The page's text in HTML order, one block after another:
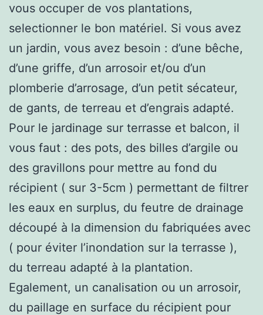
vous occuper de vos plantations,
selectionner le bon matériel. Si vous avez
un jardin, vous avez besoin : d’une bêche,
d’une griffe, d’un arrosoir et/ou d’un
plomberie d’arrosage, d’un petit sécateur,
de gants, de terreau et d’engrais adapté.
Pour le jardinage sur terrasse et balcon, il
vous faut : des pots, des billes d’argile ou
des gravillons pour mettre au fond du
récipient ( sur 3-5cm ) permettant de filtrer
les eaux en surplus, du feutre de drainage
découpé à la dimension du fabriquées avec
( pour éviter l’inondation sur la terrasse ),
du terreau adapté à la plantation.
Egalement, un canalisation ou un arrosoir,
du paillage en surface du récipient pour